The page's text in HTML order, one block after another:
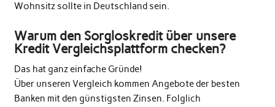
Wohnsitz sollte in Deutschland sein.
Warum den Sorgloskredit über unsere
Kredit Vergleichsplattform checken?
Das hat ganz einfache Gründe!
Über unseren Vergleich kommen Angebote der besten
Banken mit den günstigsten Zinsen. Folglich